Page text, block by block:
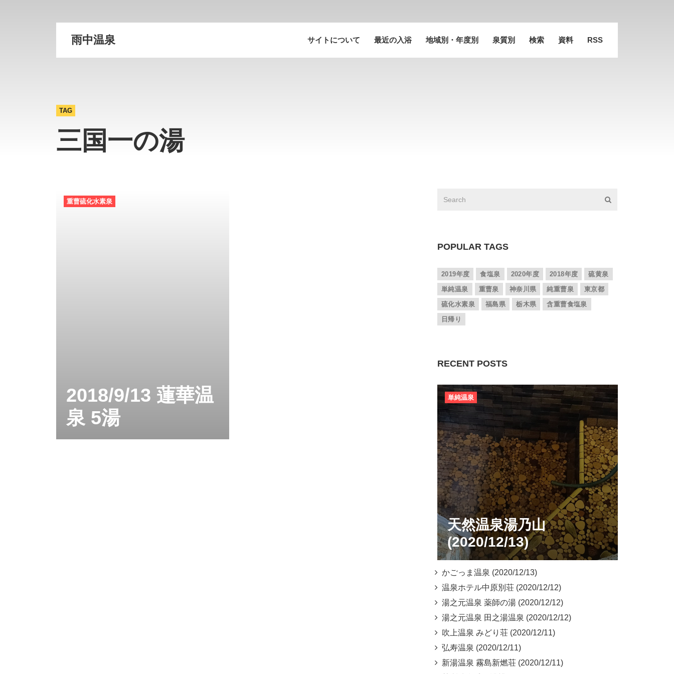
雨中温泉 サイトについて 最近の入浴 地域別・年度別 泉質別 検索 資料 RSS
TAG
三国一の湯
2018/9/13 蓮華温
泉 5湯
重曹硫化水素泉
POPULAR TAGS
2019年度 食塩泉 2020年度 2018年度
硫黄泉
単純温泉
重曹泉 神奈川県 純重曹泉
東京都
硫化水素泉
福島県 栃木県
含重曹食塩泉
日帰り
RECENT POSTS
天然温泉湯乃山
(2020/12/13)
単純温泉
かごっま温泉 (2020/12/13)
温泉ホテル中原別荘 (2020/12/12)
湯之元温泉 薬師の湯 (2020/12/12)
湯之元温泉 田之湯温泉 (2020/12/12)
吹上温泉 みどり荘 (2020/12/11)
弘寿温泉 (2020/12/11)
新湯温泉 霧島新燃荘 (2020/12/11)